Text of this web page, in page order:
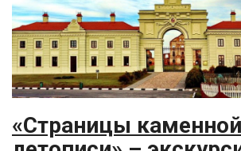
«Страницы каменной